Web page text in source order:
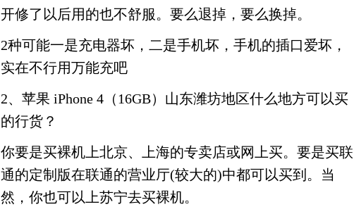
开修了以后用的也不舒服。要么退掉，要么换掉。
2种可能一是充电器坏，二是手机坏，手机的插口爱坏，
实在不行用万能充吧
2、苹果 iPhone 4（16GB）山东潍坊地区什么地方可以买
的行货？
你要是买裸机上北京、上海的专卖店或网上买。要是买联
通的定制版在联通的营业厅(较大的)中都可以买到。当
然，你也可以上苏宁去买裸机。